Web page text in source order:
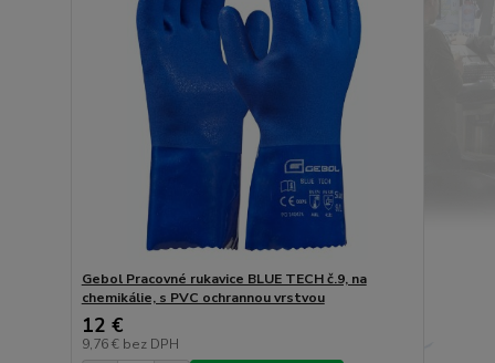
Gebol Pracovné rukavice BLUE TECH č.9, na
chemikálie, s PVC ochrannou vrstvou
12 €
9,76 € bez DPH